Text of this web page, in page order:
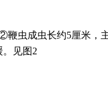
鞭虫成虫长约5厘米，
。见图2